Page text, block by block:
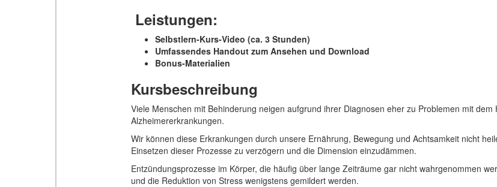
Leistungen:
Selbstlern-Kurs-Video (ca. 3 Stunden)
Umfassendes Handout zum Ansehen und Download
Bonus-Materialien
Kursbeschreibung
Viele Menschen mit Behinderung neigen aufgrund ihrer Diagnosen eher zu Problemen mit
Alzheimererkrankungen.
Wir können diese Erkrankungen durch unsere Ernährung, Bewegung und Achtsamkeit nicht
Einsetzen dieser Prozesse zu verzögern und die Dimension einzudämmen.
Entzündungsprozesse im Körper, die häufig über lange Zeiträume gar nicht wahrgenommen
und die Reduktion von Stress wenigstens gemildert werden.